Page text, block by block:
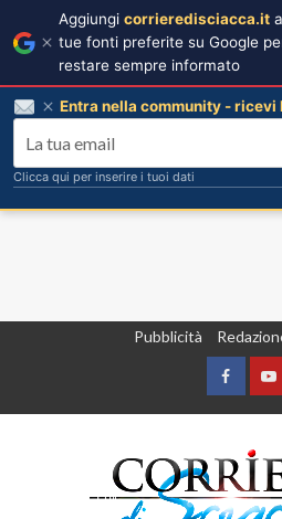
Pubblicità
Aggiungi corrieredisciacca.it
tue fonti preferite su Google
restare sempre informato
Entra nella community - ricevi
Clicca qui per inserire i tuoi dati